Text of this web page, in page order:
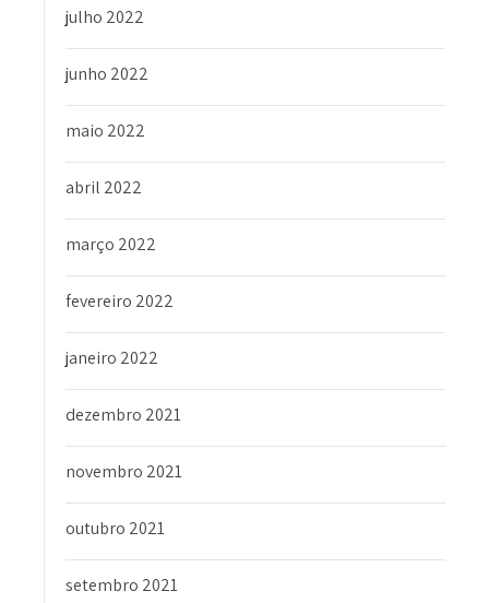
julho 2022
junho 2022
maio 2022
abril 2022
março 2022
fevereiro 2022
janeiro 2022
dezembro 2021
novembro 2021
outubro 2021
setembro 2021